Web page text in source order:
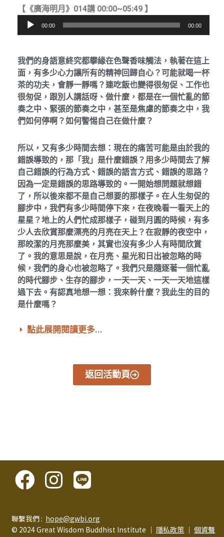
【《廣海明月》014講 00:00~05:49 】
訊
播
器
00:00 00:00
我們的身語意終究都攀緣在色聲香味觸法，執著在這上
面，有多少心力讓所有的精神回歸自心？可能就喝一杯
茶的功夫，會靜一靜嗎？連吃飯也變得很匆促、工作也
很匆促，跟別人講話呀、做什麼，都是在一個忙亂的節
奏之中、緊張的節奏之中，甚至是焦慮的節奏之中，我
們如何停啊？如何警惕自己在做什麼？
所以，又有多少時間去想：現在的痛苦可能是由於我的
錯誤導致的，那「我」是什麼錯誤？用多少時間去了解
自己錯誤的行為方式、錯誤的語言方式、錯誤的思路？
因為一定是錯誤的思路導致的。一開始想問題就想錯
了，所以後來都不是自己想要的那樣子。在人生匆促的
腳步中，我們有多少時間停下來，在夜晚看一看天上的
星星？地上的人們忙成那樣子，碰到月圓的時候，有多
少人去欣賞那麼漂亮的月亮在天上？在寂靜的夜空中，
那皎潔的月亮那麼美，其實也沒有多少人有時間欣賞
了。我的意思是說，在月亮、星光和日出被忽略的時
候，我們的身心也被忽略了。我們只是隨逐著一個忙亂
的時代腳步、生存的腳步，一天一天、一天一天地這樣
過下去。有認真地想一想：我來幹什麼？我此生的目的
是什麼嗎？
點此展開閱讀更多...
返回活動頁
聯繫我們 : hope@gwbi.org
© 2024 Great Wisdom Buddhist Institute │ 隱私政策 │個資聲